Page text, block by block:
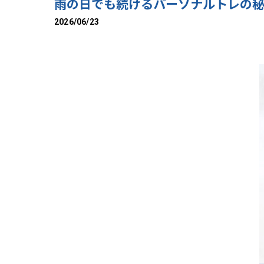
雨の日でも続けるパーソナルトレの
2026/06/23